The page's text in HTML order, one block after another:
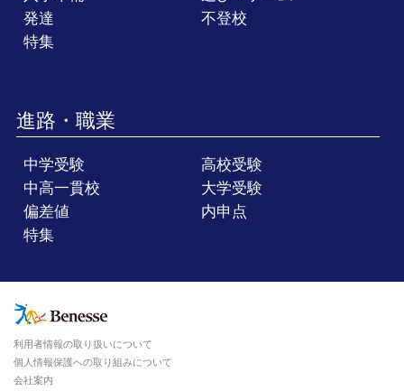
発達
不登校
特集
進路・職業
中学受験
高校受験
中高一貫校
大学受験
偏差値
内申点
特集
利用者情報の取り扱いについて
個人情報保護への取り組みについて
会社案内